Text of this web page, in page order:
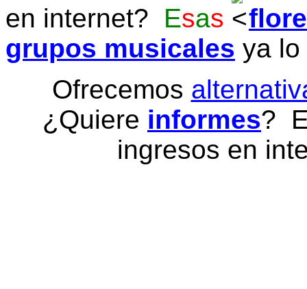
en internet? Esas
grupos musicales ya
Ofrecemos
¿Quiere informes?
ingresos en